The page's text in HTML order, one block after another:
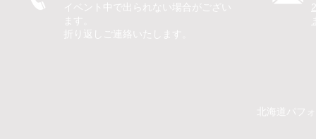
イベント中で出られない場合がござい
ます。
折り返しご連絡いたします。
北海道パフ